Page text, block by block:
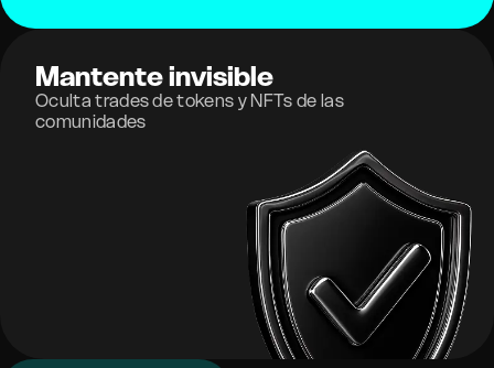
Mantente invisible
Oculta trades de tokens y NFTs de las
comunidades